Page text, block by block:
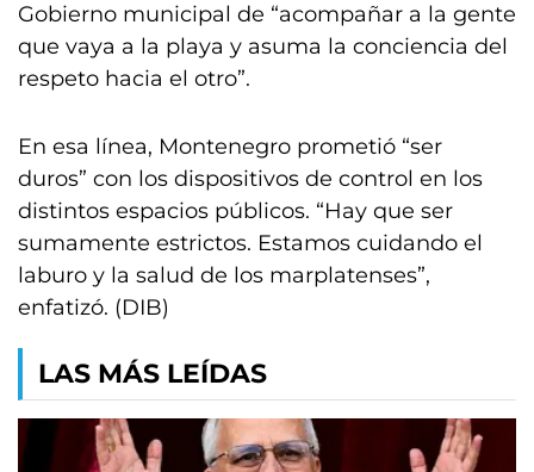
Gobierno municipal de “acompañar a la gente
que vaya a la playa y asuma la conciencia del
respeto hacia el otro”.
En esa línea, Montenegro prometió “ser
duros” con los dispositivos de control en los
distintos espacios públicos. “Hay que ser
sumamente estrictos. Estamos cuidando el
laburo y la salud de los marplatenses”,
enfatizó. (DIB)
LAS MÁS LEÍDAS